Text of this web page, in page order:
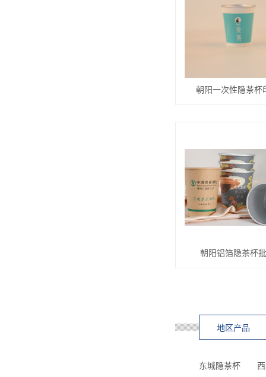
朝阳一次性隐茶杯
朝阳铝箔隐茶杯
地区产品
东城隐茶杯